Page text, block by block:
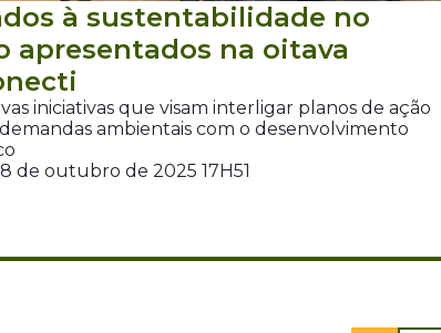
à sustentabilidade no
apresentados na oitava
iniciativas que visam interligar planos de ação
ambientais com o desenvolvimento
8 de outubro de 2025 17H51